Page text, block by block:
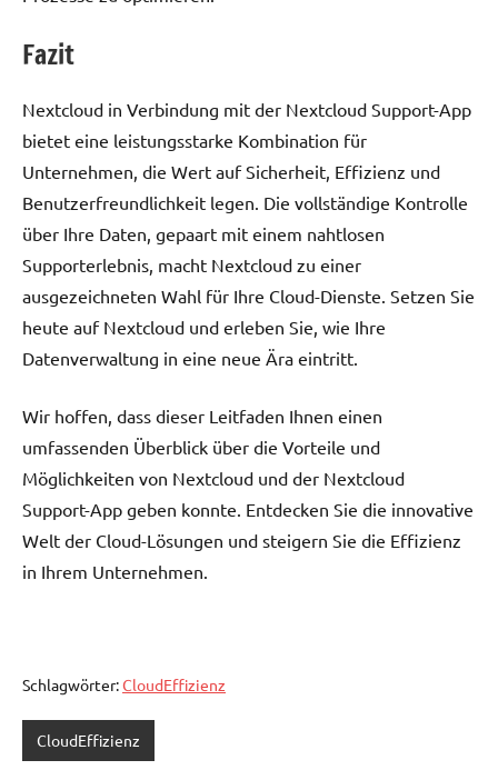
Fazit
Nextcloud in Verbindung mit der Nextcloud Support-App
bietet eine leistungsstarke Kombination für
Unternehmen, die Wert auf Sicherheit, Effizienz und
Benutzerfreundlichkeit legen. Die vollständige Kontrolle
über Ihre Daten, gepaart mit einem nahtlosen
Supporterlebnis, macht Nextcloud zu einer
ausgezeichneten Wahl für Ihre Cloud-Dienste. Setzen Sie
heute auf Nextcloud und erleben Sie, wie Ihre
Datenverwaltung in eine neue Ära eintritt.
Wir hoffen, dass dieser Leitfaden Ihnen einen
umfassenden Überblick über die Vorteile und
Möglichkeiten von Nextcloud und der Nextcloud
Support-App geben konnte. Entdecken Sie die innovative
Welt der Cloud-Lösungen und steigern Sie die Effizienz
in Ihrem Unternehmen.
Schlagwörter:CloudEffizienz
CloudEffizienz